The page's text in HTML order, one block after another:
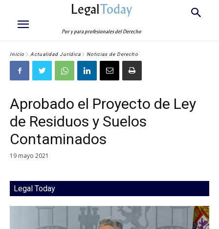
LegalToday
Por y para profesionales del Derecho
Inicio Actualidad Jurídica Noticias de Derecho
Aprobado el Proyecto de Ley
de Residuos y Suelos
Contaminados
19 mayo 2021
Legal Today